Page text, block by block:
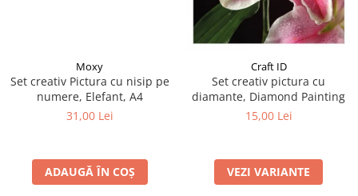
Moxy
Set creativ Pictura cu nisip pe
numere, Elefant, A4
31,00 Lei
ADAUGĂ ÎN COȘ
Craft ID
Set creativ pictura cu
diamante, Diamond Painting
15,00 Lei
VEZI VARIANTE